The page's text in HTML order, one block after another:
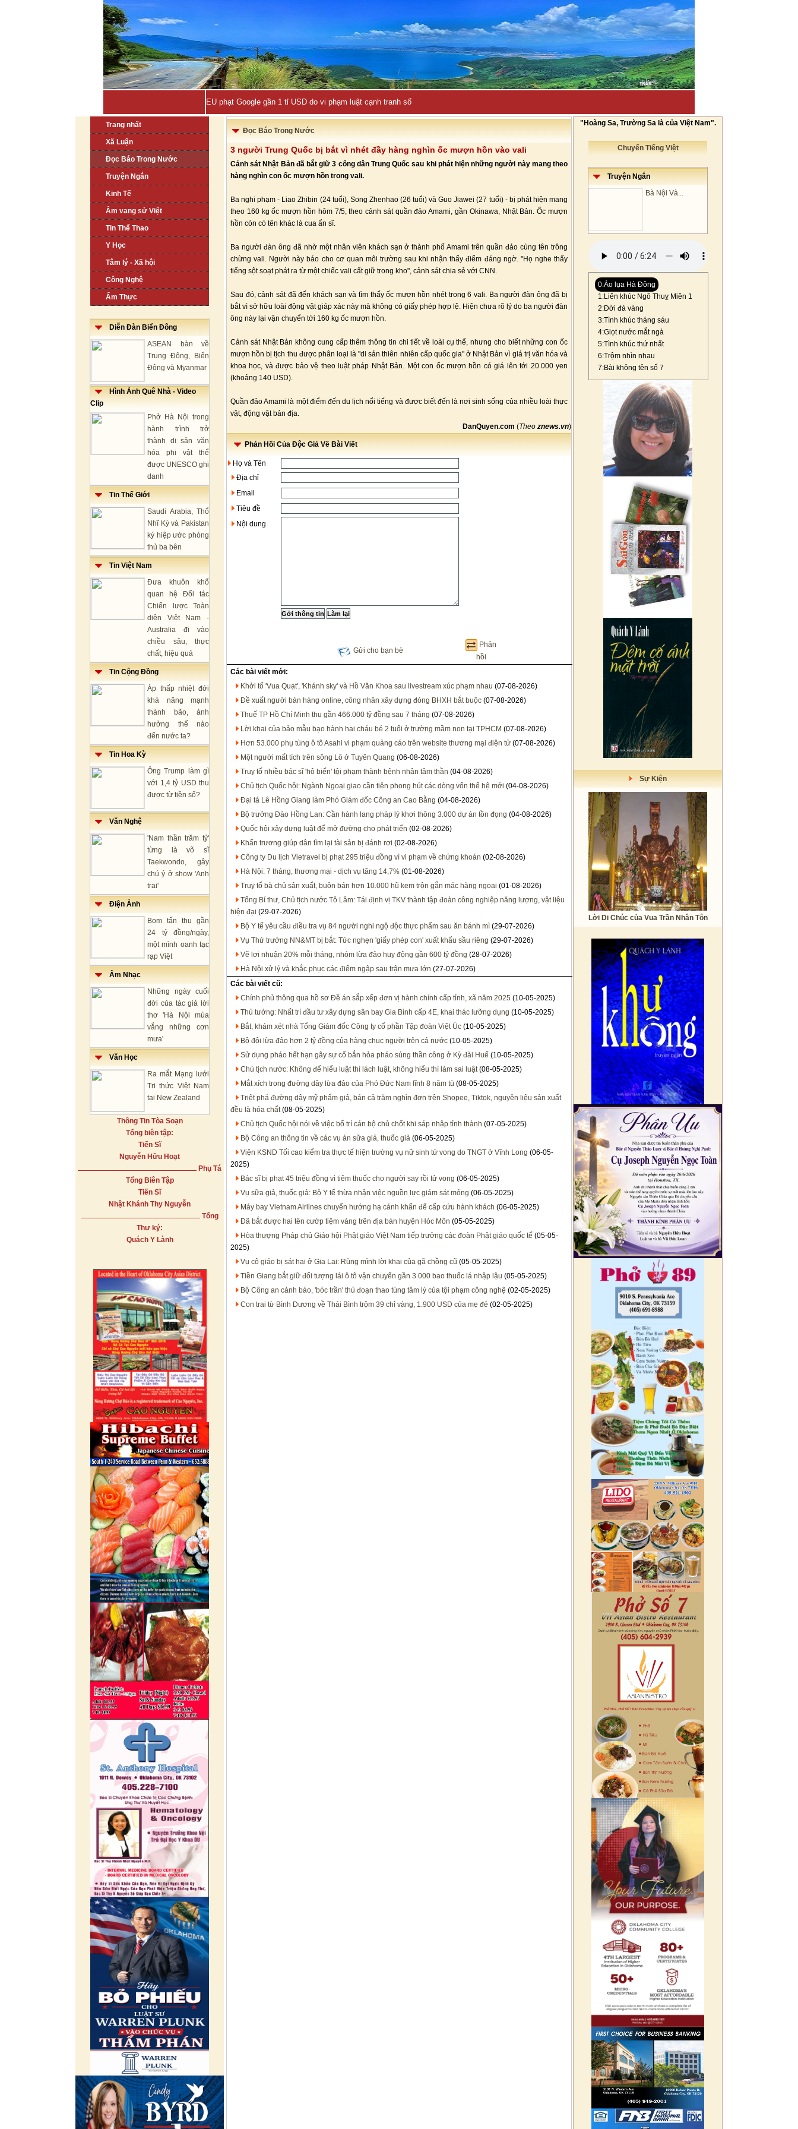
EU phạt Google gần 1 tỉ USD do vi phạm luật cạnh tranh số
Trang nhất
Xã Luận
Đọc Báo Trong Nước
Truyện Ngắn
Kinh Tế
Âm vang sử Việt
Tin Thể Thao
Y Học
Tâm lý - Xã hội
Công Nghệ
Ẩm Thực
Diễn Đàn Biển Đông
ASEAN bàn về
Trung Đông, Biển
Đông và Myanmar
Hình Ảnh Quê Nhà - Video
Clip
Phở Hà Nội trong
hành trình trở
thành di sản văn
hóa phi vật thể
được UNESCO ghi
danh
Tin Thế Giới
Saudi Arabia, Thổ
Nhĩ Kỳ và Pakistan
ký hiệp ước phòng
thủ ba bên
Tin Việt Nam
Đưa khuôn khổ
quan hệ Đối tác
Chiến lược Toàn
diện Việt Nam -
Australia đi vào
chiều sâu, thực
chất, hiệu quả
Tin Cộng Đồng
Áp thấp nhiệt đới
khả năng mạnh
thành bão, ảnh
hưởng thế nào
đến nước ta?
Tin Hoa Kỳ
Ông Trump làm gì
với 1,4 tỷ USD thu
được từ tiền số?
Văn Nghệ
'Nam thần trăm tỷ'
từng là võ sĩ
Taekwondo, gây
chú ý ở show 'Anh
trai'
Điện Ảnh
Bom tấn thu gần
24 tỷ đồng/ngày,
một mình oanh tạc
rạp Việt
Âm Nhạc
Những ngày cuối
đời của tác giả lời
thơ 'Hà Nội mùa
vắng những cơn
mưa'
Văn Học
Ra mắt Mạng lưới
Tri thức Việt Nam
tại New Zealand
Thông Tin Tòa Soạn
Tổng biên tập:
Tiến Sĩ
Nguyễn Hữu Hoạt
Phụ Tá
Tổng Biên Tập
Tiến Sĩ
Nhật Khánh Thy Nguyễn
Tổng
Thư ký:
Quách Y Lành
Đọc Báo Trong Nước
3 người Trung Quốc bị bắt vì nhét đầy hàng nghìn ốc mượn hồn vào vali
Cảnh sát Nhật Bản đã bắt giữ 3 công dân Trung Quốc sau khi phát hiện những người này mang theo
hàng nghìn con ốc mượn hồn trong vali.
Ba nghi phạm - Liao Zhibin (24 tuổi), Song Zhenhao (26 tuổi) và Guo Jiawei (27 tuổi) - bị phát hiện mang
theo 160 kg ốc mượn hồn hôm 7/5, theo cảnh sát quần đảo Amami, gần Okinawa, Nhật Bản. Ốc mượn
hồn còn có tên khác là cua ẩn sĩ.
Ba người đàn ông đã nhờ một nhân viên khách sạn ở thành phố Amami trên quần đảo cùng tên trông
chừng vali. Người này báo cho cơ quan môi trường sau khi nhận thấy điểm đáng ngờ. "Họ nghe thấy
tiếng sột soạt phát ra từ một chiếc vali cất giữ trong kho", cảnh sát chia sẻ với CNN.
Sau đó, cảnh sát đã đến khách sạn và tìm thấy ốc mượn hồn nhét trong 6 vali. Ba người đàn ông đã bị
bắt vì sở hữu loài động vật giáp xác này mà không có giấy phép hợp lệ. Hiện chưa rõ lý do ba người đàn
ông này lại vận chuyển tới 160 kg ốc mượn hồn.
Cảnh sát Nhật Bản không cung cấp thêm thông tin chi tiết về loài cụ thể, nhưng cho biết những con ốc
mượn hồn bị tịch thu được phân loại là "di sản thiên nhiên cấp quốc gia" ở Nhật Bản vì giá trị văn hóa và
khoa học, và được bảo vệ theo luật pháp Nhật Bản. Một con ốc mượn hồn có giá lên tới 20.000 yen
(khoảng 140 USD).
Quần đảo Amami là một điểm đến du lịch nổi tiếng và được biết đến là nơi sinh sống của nhiều loài thực
vật, động vật bản địa.
DanQuyen.com (Theo znews.vn)
Phản Hồi Của Độc Giả Về Bài Viết
Họ và Tên
Địa chỉ
Email
Tiêu đề
Nội dung
Gửi cho bạn bè
Phản
hồi
Các bài viết mới:
Khởi tố 'Vua Quạt', 'Khánh sky' và Hồ Văn Khoa sau livestream xúc phạm nhau (07-08-2026)
Đề xuất người bán hàng online, công nhân xây dựng đóng BHXH bắt buộc (07-08-2026)
Thuế TP Hồ Chí Minh thu gần 466.000 tỷ đồng sau 7 tháng (07-08-2026)
Lời khai của bảo mẫu bạo hành hai cháu bé 2 tuổi ở trường mầm non tại TPHCM (07-08-2026)
Hơn 53.000 phụ tùng ô tô Asahi vi phạm quảng cáo trên website thương mại điện tử (07-08-2026)
Một người mất tích trên sông Lô ở Tuyên Quang (06-08-2026)
Truy tố nhiều bác sĩ 'hô biến' tội phạm thành bệnh nhân tâm thần (04-08-2026)
Chủ tịch Quốc hội: Ngành Ngoại giao cần tiên phong hút các dòng vốn thế hệ mới (04-08-2026)
Đại tá Lê Hồng Giang làm Phó Giám đốc Công an Cao Bằng (04-08-2026)
Bộ trưởng Đào Hồng Lan: Cần hành lang pháp lý khơi thông 3.000 dự án tồn đọng (04-08-2026)
Quốc hội xây dựng luật để mở đường cho phát triển (02-08-2026)
Khẩn trương giúp dân tìm lại tài sản bị đánh rơi (02-08-2026)
Công ty Du lịch Vietravel bị phạt 295 triệu đồng vì vi phạm về chứng khoán (02-08-2026)
Hà Nội: 7 tháng, thương mại - dịch vụ tăng 14,7% (01-08-2026)
Truy tố bà chủ sản xuất, buôn bán hơn 10.000 hũ kem trộn gắn mác hàng ngoại (01-08-2026)
Tổng Bí thư, Chủ tịch nước Tô Lâm: Tái định vị TKV thành tập đoàn công nghiệp năng lượng, vật liệu
hiện đại (29-07-2026)
Bộ Y tế yêu cầu điều tra vụ 84 người nghi ngộ độc thực phẩm sau ăn bánh mì (29-07-2026)
Vụ Thứ trưởng NN&MT bị bắt: Tức nghẹn 'giấy phép con' xuất khẩu sầu riêng (29-07-2026)
Vẽ lợi nhuận 20% mỗi tháng, nhóm lừa đảo huy động gần 600 tỷ đồng (28-07-2026)
Hà Nội xử lý và khắc phục các điểm ngập sau trận mưa lớn (27-07-2026)
Các bài viết cũ:
Chính phủ thông qua hồ sơ Đề án sắp xếp đơn vị hành chính cấp tỉnh, xã năm 2025 (10-05-2025)
Thủ tướng: Nhất trí đầu tư xây dựng sân bay Gia Bình cấp 4E, khai thác lưỡng dụng (10-05-2025)
Bắt, khám xét nhà Tổng Giám đốc Công ty cổ phần Tập đoàn Việt Úc (10-05-2025)
Bộ đôi lừa đảo hơn 2 tỷ đồng của hàng chục người trên cả nước (10-05-2025)
Sử dụng pháo hết hạn gây sự cố bắn hỏa pháo súng thần công ở Kỳ đài Huế (10-05-2025)
Chủ tịch nước: Không để hiểu luật thì lách luật, không hiểu thì làm sai luật(08-05-2025)
Mắt xích trong đường dây lừa đảo của Phó Đức Nam lĩnh 8 năm tù (08-05-2025)
Triệt phá đường dây mỹ phẩm giả, bán cả trăm nghìn đơn trên Shopee, Tiktok, nguyên liệu sản xuất
đều là hóa chất(08-05-2025)
Chủ tịch Quốc hội nói về việc bố trí cán bộ chủ chốt khi sáp nhập tỉnh thành (07-05-2025)
Bộ Công an thông tin về các vụ án sữa giả, thuốc giả (06-05-2025)
Viện KSND Tối cao kiểm tra thực tế hiện trường vụ nữ sinh tử vong do TNGT ở Vĩnh Long (06-05-
2025)
Bác sĩ bị phạt 45 triệu đồng vì tiêm thuốc cho người say rồi tử vong (06-05-2025)
Vụ sữa giả, thuốc giả: Bộ Y tế thừa nhận việc nguồn lực giám sát mỏng (06-05-2025)
Máy bay Vietnam Airlines chuyển hướng hạ cánh khẩn để cấp cứu hành khách (06-05-2025)
Đã bắt được hai tên cướp tiệm vàng trên địa bàn huyện Hóc Môn (05-05-2025)
Hòa thượng Pháp chủ Giáo hội Phật giáo Việt Nam tiếp trưởng các đoàn Phật giáo quốc tế (05-05-
2025)
Vụ cô giáo bị sát hại ở Gia Lai: Rùng mình lời khai của gã chồng cũ (05-05-2025)
Tiền Giang bắt giữ đối tượng lái ô tô vận chuyển gần 3.000 bao thuốc lá nhập lậu (05-05-2025)
Bộ Công an cảnh báo, 'bóc trần' thủ đoạn thao túng tâm lý của tội phạm công nghệ (02-05-2025)
Con trai từ Bình Dương về Thái Bình trộm 39 chỉ vàng, 1.900 USD của mẹ đẻ (02-05-2025)
"Hoàng Sa, Trường Sa là của Việt Nam".
Chuyển Tiếng Việt
Truyện Ngắn
Bà Nội Và...
0:Áo lụa Hà Đông
1:Liên khúc Ngô Thuỵ Miên 1
2:Đời đá vàng
3:Tình khúc tháng sáu
4:Giọt nước mắt ngà
5:Tình khúc thứ nhất
6:Trộm nhìn nhau
7:Bài không tên số 7
Sự Kiện
Lời Di Chúc của Vua Trần Nhân Tôn